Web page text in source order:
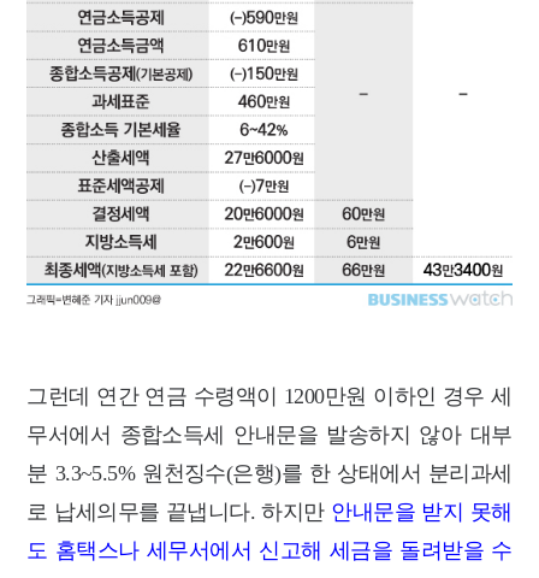
그런데 연간 연금 수령액이 1200만원 이하인 경우 세
무서에서 종합소득세 안내문을 발송하지 않아 대부
분 3.3~5.5% 원천징수(은행)를 한 상태에서 분리과세
로 납세의무를 끝냅니다. 하지만 안내문을 받지 못해
도 홈택스나 세무서에서 신고해 세금을 돌려받을 수